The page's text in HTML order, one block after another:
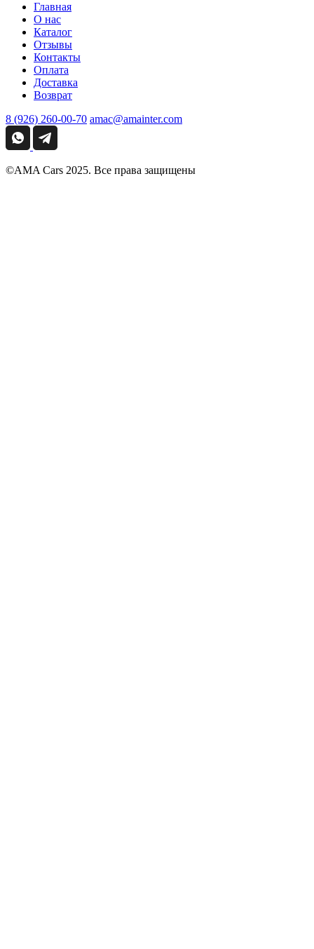
Главная
О нас
Каталог
Отзывы
Контакты
Оплата
Доставка
Возврат
8 (926) 260-00-70 amac@amainter.com
©AMA Cars 2025. Все права защищены